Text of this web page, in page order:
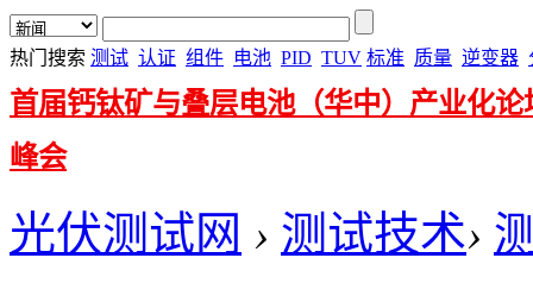
热门搜索 测试 认证 组件 电池 PID TUV 标准 质量 逆变器
首届钙钛矿与叠层电池（华中）产业化论
峰会
光伏测试网 › 测试技术›